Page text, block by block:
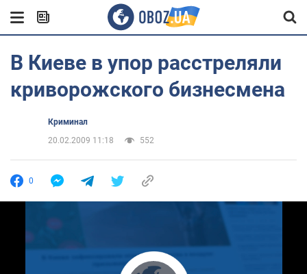
В Киеве в упор расстреляли
криворожского бизнесмена
Криминал
20.02.2009 11:18
552
0